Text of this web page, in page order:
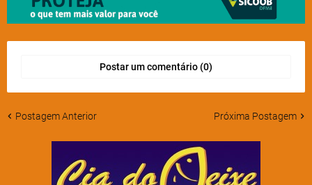
Postar um comentário (0)
Postagem Anterior Próxima Postagem